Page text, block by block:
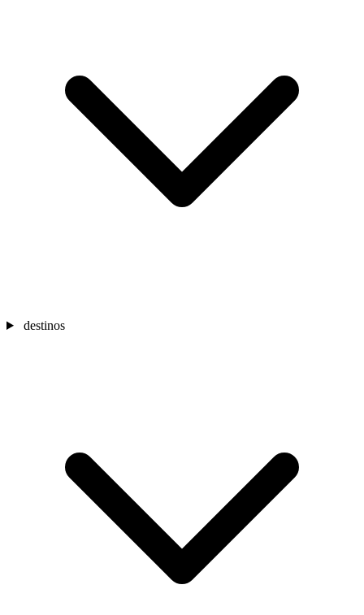
destinos